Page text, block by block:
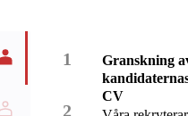
Granskning
CV